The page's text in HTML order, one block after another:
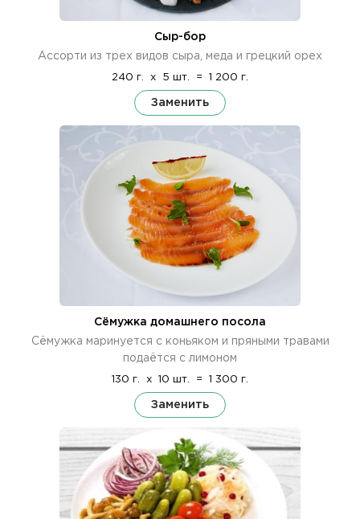
Сыр-бор
Ассорти из трех видов сыра, меда и грецкий орех
240 г. x 5 шт. = 1 200 г.
Заменить
Сёмужка домашнего посола
Сёмужка маринуется с коньяком и пряными травами
подаётся с лимоном
130 г. x 10 шт. = 1 300 г.
Заменить